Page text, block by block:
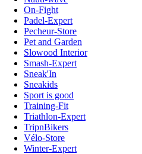
On-Fight
Padel-Expert
Pecheur-Store
Pet and Garden
Slowood Interior
Smash-Expert
Sneak'In
Sneakids
Sport is good
Training-Fit
Triathlon-Expert
TripnBikers
Vélo-Store
Winter-Expert